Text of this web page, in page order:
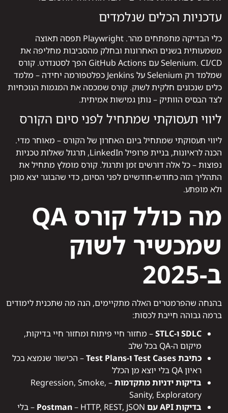
עדכניות הכלים שנלמדים
כלי הבדיקה מתפתחים מהר. Playwright תפסה תאוצה
משמעותית בשנים האחרונות ובחלק מהסביבות מחליפה את
Selenium. CI/CD עם GitHub Actions הפך לסטנדרט. קורס
שמלמד רק Selenium על Jenkins כפלטפורמה יחידה – מלמד
כלים שנכונים חלקית לשוק. קורס שמכסה את המגמות הנוכחיות
לצד הבסיס הוותיק – נותן גמישות אמיתית.
ליווי תעסוקתי שמתחיל לפני סיום הקורס
ליווי תעסוקתי שמתחיל ביום האחרון של הקורס – מאוחר מדי.
הכנה לראיונות, בניית פרופיל LinkedIn, תרגול שאלות טכניות
נפוצות – כל אלה דורשים זמן ותרגול. קורס מומלץ מתחיל את
התהליך הזה כחודש-חודשיים לפני הסיום, כדי שהבוגר יצא מוכן
ולא מופתע.
מה כולל קורס QA
שמכשיר לשוק
ב-2025
בהנחה שהפרמטרים האלה מתקיימים, הנה מה שתכנית לימודים
ברמה גבוהה חייבת לכסות:
SDLC ו-STLC
– מחזור חיי פיתוח ומחזור חיי בדיקות,
מיקום ה-QA בכל שלב
כתיבת Test Cases ו-Test Plans
– הכישור שנמצא בכל
ראיון QA בלי יוצא מן הכלל
בדיקות ידניות מתקדמות
– Regression, Smoke,
Sanity, Exploratory
בדיקות API עם Postman
– HTTP, REST, JSON – בלי